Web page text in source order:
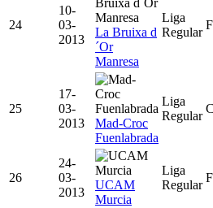
24
10-
03-
2013
La Bruixa d
´Or
Manresa
Liga
Regular
25
17-
03-
2013
Mad-Croc
Fuenlabrada
Liga
Regular
26
24-
03-
2013
UCAM
Murcia
Liga
Regular